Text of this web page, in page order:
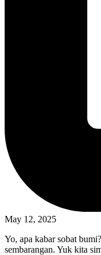
May 12, 2025
Yo, apa kabar sobat
sembarangan. Yuk kita